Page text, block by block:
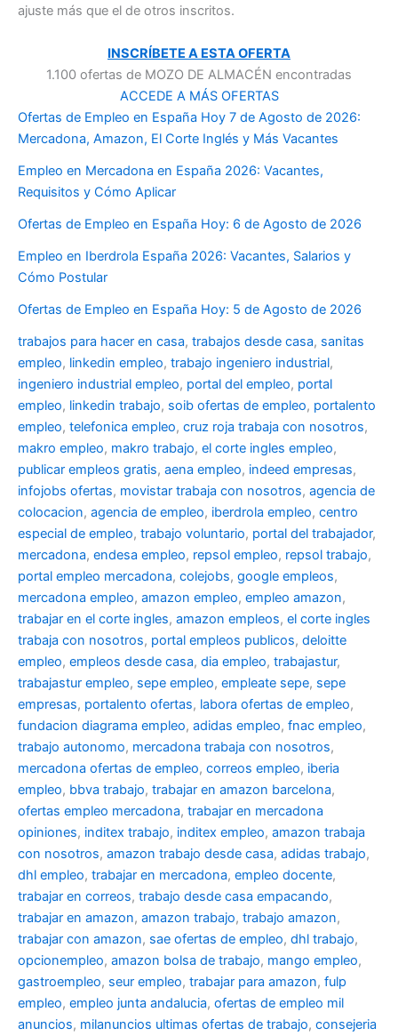
ajuste más que el de otros inscritos.
INSCRÍBETE A ESTA OFERTA
1.100 ofertas de MOZO DE ALMACÉN encontradas
ACCEDE A MÁS OFERTAS
Ofertas de Empleo en España Hoy 7 de Agosto de 2026:
Mercadona, Amazon, El Corte Inglés y Más Vacantes
Empleo en Mercadona en España 2026: Vacantes,
Requisitos y Cómo Aplicar
Ofertas de Empleo en España Hoy: 6 de Agosto de 2026
Empleo en Iberdrola España 2026: Vacantes, Salarios y
Cómo Postular
Ofertas de Empleo en España Hoy: 5 de Agosto de 2026
trabajos para hacer en casa, trabajos desde casa, sanitas
empleo, linkedin empleo, trabajo ingeniero industrial,
ingeniero industrial empleo, portal del empleo, portal
empleo, linkedin trabajo, soib ofertas de empleo, portalento
empleo, telefonica empleo, cruz roja trabaja con nosotros,
makro empleo, makro trabajo, el corte ingles empleo,
publicar empleos gratis, aena empleo, indeed empresas,
infojobs ofertas, movistar trabaja con nosotros, agencia de
colocacion, agencia de empleo, iberdrola empleo, centro
especial de empleo, trabajo voluntario, portal del trabajador,
mercadona, endesa empleo, repsol empleo, repsol trabajo,
portal empleo mercadona, colejobs, google empleos,
mercadona empleo, amazon empleo, empleo amazon,
trabajar en el corte ingles, amazon empleos, el corte ingles
trabaja con nosotros, portal empleos publicos, deloitte
empleo, empleos desde casa, dia empleo, trabajastur,
trabajastur empleo, sepe empleo, empleate sepe, sepe
empresas, portalento ofertas, labora ofertas de empleo,
fundacion diagrama empleo, adidas empleo, fnac empleo,
trabajo autonomo, mercadona trabaja con nosotros,
mercadona ofertas de empleo, correos empleo, iberia
empleo, bbva trabajo, trabajar en amazon barcelona,
ofertas empleo mercadona, trabajar en mercadona
opiniones, inditex trabajo, inditex empleo, amazon trabaja
con nosotros, amazon trabajo desde casa, adidas trabajo,
dhl empleo, trabajar en mercadona, empleo docente,
trabajar en correos, trabajo desde casa empacando,
trabajar en amazon, amazon trabajo, trabajo amazon,
trabajar con amazon, sae ofertas de empleo, dhl trabajo,
opcionempleo, amazon bolsa de trabajo, mango empleo,
gastroempleo, seur empleo, trabajar para amazon, fulp
empleo, empleo junta andalucia, ofertas de empleo mil
anuncios, milanuncios ultimas ofertas de trabajo, consejeria